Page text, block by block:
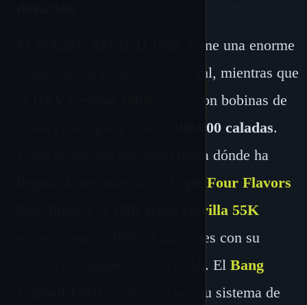
tiene una enorme
capacidad de e-líquido de 64 ml, mientras que
viene con bobinas de
100.000 caladas.
Estos productos muestran hasta dónde ha
Vopk Four Flavors
JNR Rage Gorilla 55K
proporciona 55.000 inhalaciones con su
batería recargable de 950 mAh. El Bang
se destaca por su sistema de